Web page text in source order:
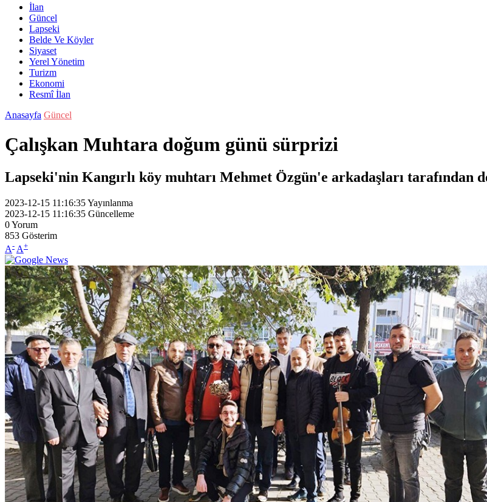
İlan
Güncel
Lapseki
Belde Ve Köyler
Siyaset
Yerel Yönetim
Turizm
Ekonomi
Resmî İlan
Anasayfa Güncel
Çalışkan Muhtara doğum günü sürprizi
Lapseki'nin Kangırlı köy muhtarı Mehmet Özgün'e arkadaşları tarafından
2023-12-15 11:16:35Yayınlanma
2023-12-15 11:16:35 Güncelleme
0Yorum
853 Gösterim
A- A+